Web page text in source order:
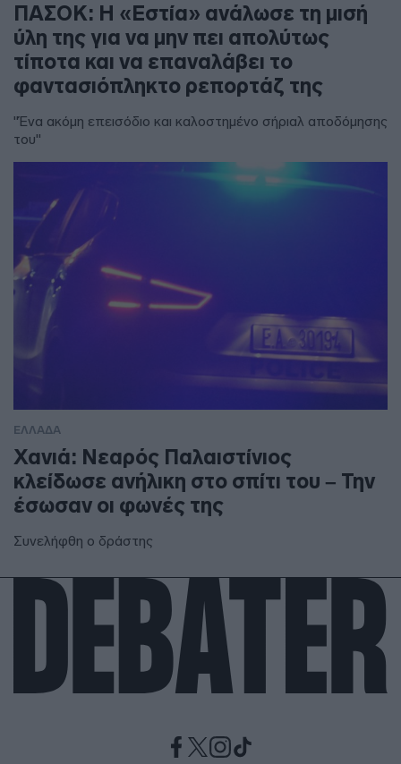
ΠΑΣΟΚ: Η «Εστία» ανάλωσε τη μισή
ύλη της για να μην πει απολύτως
τίποτα και να επαναλάβει το
φαντασιόπληκτο ρεπορτάζ της
"Ένα ακόμη επεισόδιο και καλοστημένο σήριαλ αποδόμησης
του"
ΕΛΛΑΔΑ
Χανιά: Νεαρός Παλαιστίνιος
κλείδωσε ανήλικη στο σπίτι του – Την
έσωσαν οι φωνές της
Συνελήφθη ο δράστης